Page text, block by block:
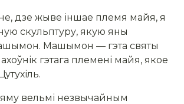
дзе жыве іншае племя майя, я
скульптуру, якую яны
Машымон — гэта святы
ахоўнік гэтага племені майя, якое
вельмі незвычайным